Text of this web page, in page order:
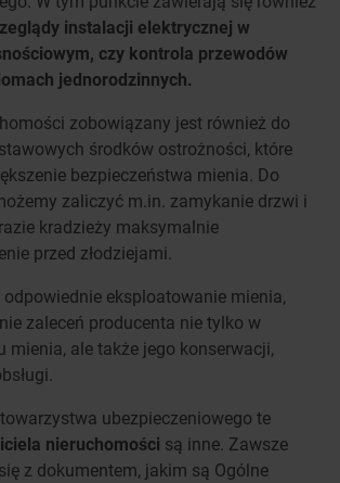
instalacji elektrycznej w
czy kontrola przewodów
jednorodzinnych.
zobowiązany jest również do
środków ostrożności, które
bezpieczeństwa mienia. Do
zaliczyć m.in. zamykanie drzwi i
kradzieży maksymalnie
przed złodziejami.
odpowiednie eksploatowanie mienia,
zaleceń producenta nie tylko w
mienia, ale także jego konserwacji,
ubezpieczeniowego te
nieruchomości są inne. Zawsze
z dokumentem, jakim są Ogólne